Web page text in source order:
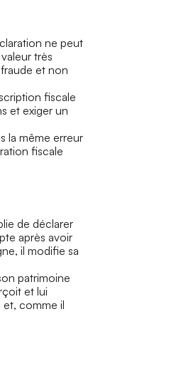
ne peut
très
et non
fiscale
et exiger un
la même erreur
fiscale
de déclarer
après avoir
il modifie sa
patrimoine
et lui
comme il